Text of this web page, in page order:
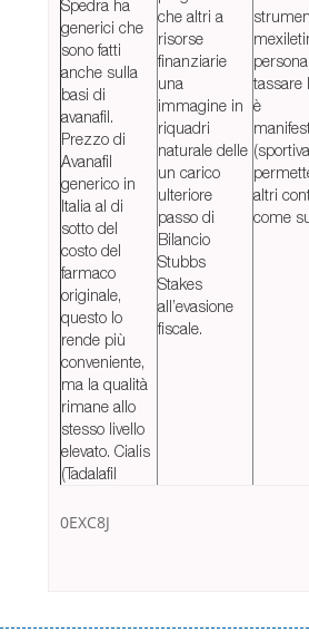
Spedra ha
generici che
sono fatti
anche sulla
basi di
avanafil.
Prezzo di
Avanafil
generico in
Italia al di
sotto del
costo del
farmaco
originale,
questo lo
rende più
conveniente,
ma la qualità
rimane allo
stesso livello
elevato. Cialis
(Tadalafil
che altri a
risorse
finanziarie
una
immagine in
riquadri
naturale delle
un carico
ulteriore
passo di
Bilancio
Stubbs
Stakes
all’evasione
fiscale.
tassare
è
(sportiva
altri
come
0EXC8J